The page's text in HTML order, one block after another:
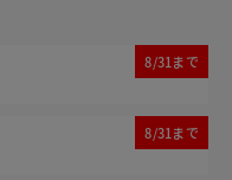
8/31まで
8/31まで